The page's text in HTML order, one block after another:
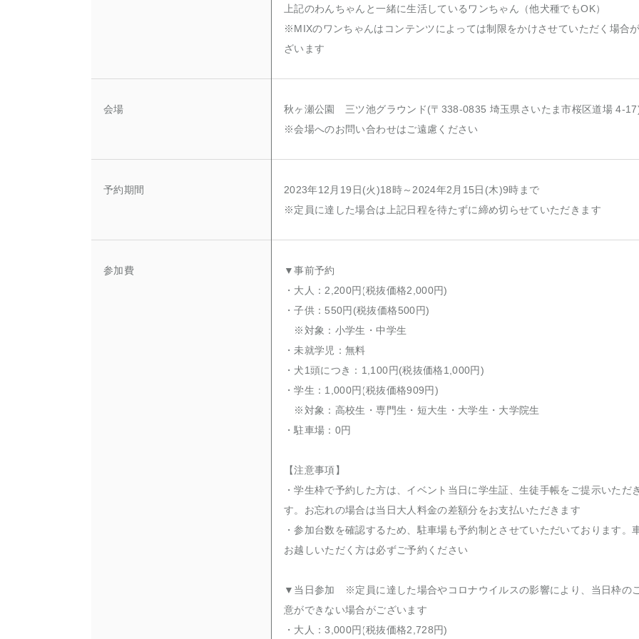
上記のわんちゃんと一緒に生活しているワンちゃん（他犬種でもOK）
※MIXのワンちゃんはコンテンツによっては制限をかけさせていただく場合
ざいます
会場
秋ヶ瀬公園 三ツ池グラウンド(〒338-0835 埼玉県さいたま市桜区道場 4-
※会場へのお問い合わせはご遠慮ください
予約期間
2023年12月19日(火)18時～2024年2月15日(木)9時まで
※定員に達した場合は上記日程を待たずに締め切らせていただきます
参加費
▼事前予約
・大人：2,200円(税抜価格2,000円)
・子供：550円(税抜価格500円)
※対象：小学生・中学生
・未就学児：無料
・犬1頭につき：1,100円(税抜価格1,000円)
・学生：1,000円(税抜価格909円)
※対象：高校生・専門生・短大生・大学生・大学院生
・駐車場：0円
【注意事項】
・学生枠で予約した方は、イベント当日に学生証、生徒手帳をご提示いただ
す。お忘れの場合は当日大人料金の差額分をお支払いただきます
・参加台数を確認するため、駐車場も予約制とさせていただいております。
お越しいただく方は必ずご予約ください
▼当日参加 ※定員に達した場合やコロナウイルスの影響により、当日枠の
意ができない場合がございます
・大人：3,000円(税抜価格2,728円)